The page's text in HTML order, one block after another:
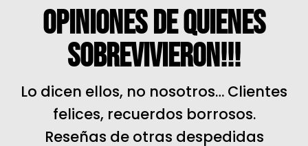
Opiniones De Quienes
Sobrevivieron!!!
Lo dicen ellos, no nosotros… Clientes
felices, recuerdos borrosos.
Reseñas de otras despedidas